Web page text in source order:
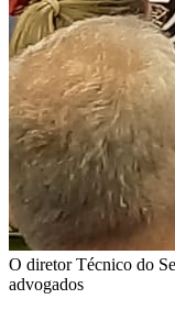
O diretor Técnico do
advogados